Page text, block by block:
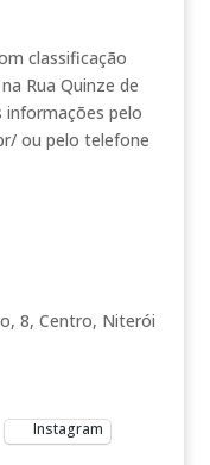
classificação
Rua Quinze de
informações pelo
ou pelo telefone
8, Centro, Niterói
Instagram